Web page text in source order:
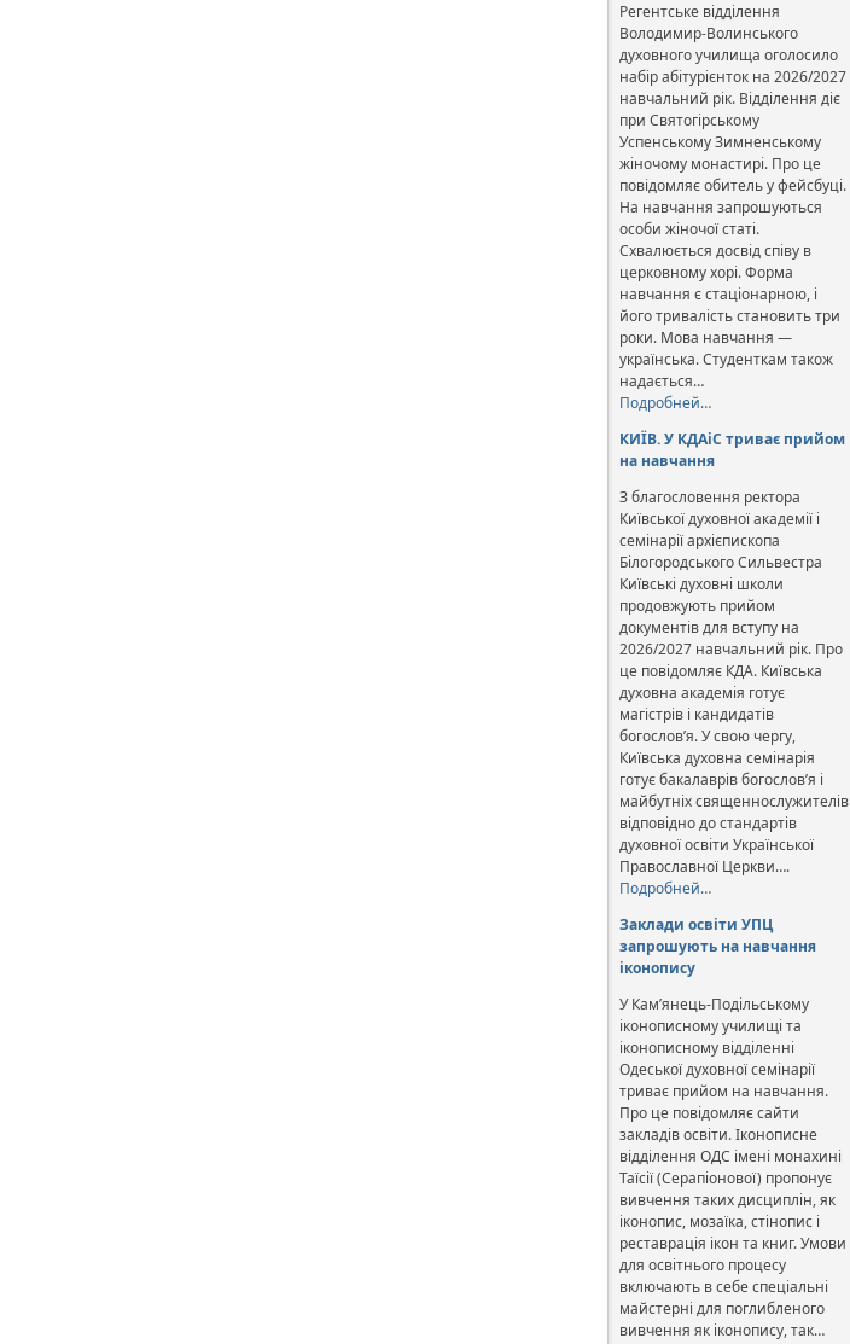
Регентське відділення
Володимир-Волинського
духовного училища оголосило
набір абітурієнток на 2026/2027
навчальний рік. Відділення діє
при Святогірському
Успенському Зимненському
жіночому монастирі. Про це
повідомляє обитель у фейсбуці.
На навчання запрошуються
особи жіночої статі.
Схвалюється досвід співу в
церковному хорі. Форма
навчання є стаціонарною, і
його тривалість становить три
роки. Мова навчання —
українська. Студенткам також
надається…
Подробней…
КИЇВ. У КДАіС триває прийом
на навчання
З благословення ректора
Київської духовної академії і
семінарії архієпископа
Білогородського Сильвестра
Київські духовні школи
продовжують прийом
документів для вступу на
2026/2027 навчальний рік. Про
це повідомляє КДА. Київська
духовна академія готує
магістрів і кандидатів
богослов’я. У свою чергу,
Київська духовна семінарія
готує бакалаврів богослов’я і
майбутніх священнослужителів
відповідно до стандартів
духовної освіти Української
Православної Церкви….
Подробней…
Заклади освіти УПЦ
запрошують на навчання
іконопису
У Кам’янець-Подільському
іконописному училищі та
іконописному відділенні
Одеської духовної семінарії
триває прийом на навчання.
Про це повідомляє сайти
закладів освіти. Іконописне
відділення ОДС імені монахині
Таїсії (Серапіонової) пропонує
вивчення таких дисциплін, як
іконопис, мозаїка, стінопис і
реставрація ікон та книг. Умови
для освітнього процесу
включають в себе спеціальні
майстерні для поглибленого
вивчення як іконопису, так…